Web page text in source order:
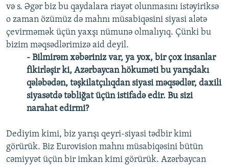
və s. Əgər biz bu qaydalara riayət olunmasını istəyiriksə
o zaman özümüz də mahnı müsabiqəsini siyasi alətə
çevirməmək üçün yaxşı nümunə olmalıyıq. Çünki bu
bizim məqsədlərimizə aid deyil.
- Bilmirəm xəbəriniz var, ya yox, bir çox insanlar
fikirləşir ki, Azərbaycan hökuməti bu yarışdakı
qələbədən, təşkilatçılıqdan siyasi məqsədlər, daxili
siyasətdə təbliğat üçün istifadə edir. Bu sizi
narahat edirmi?
Dediyim kimi, biz yarışı qeyri-siyasi tədbir kimi
görürük. Biz Eurovision mahnı müsabiqəsini bütün
cəmiyyət üçün bir imkan kimi görürük. Azərbaycan